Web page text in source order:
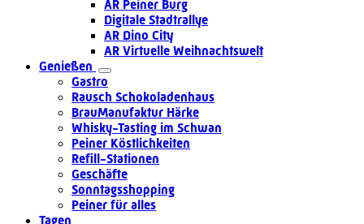
AR Peiner Burg
Digitale Stadtrallye
AR Dino City
AR Virtuelle Weihnachtswelt
Genießen
Gastro
Rausch Schokoladenhaus
BrauManufaktur Härke
Whisky-Tasting im Schwan
Peiner Köstlichkeiten
Refill-Stationen
Geschäfte
Sonntagsshopping
Peiner für alles
Tagen